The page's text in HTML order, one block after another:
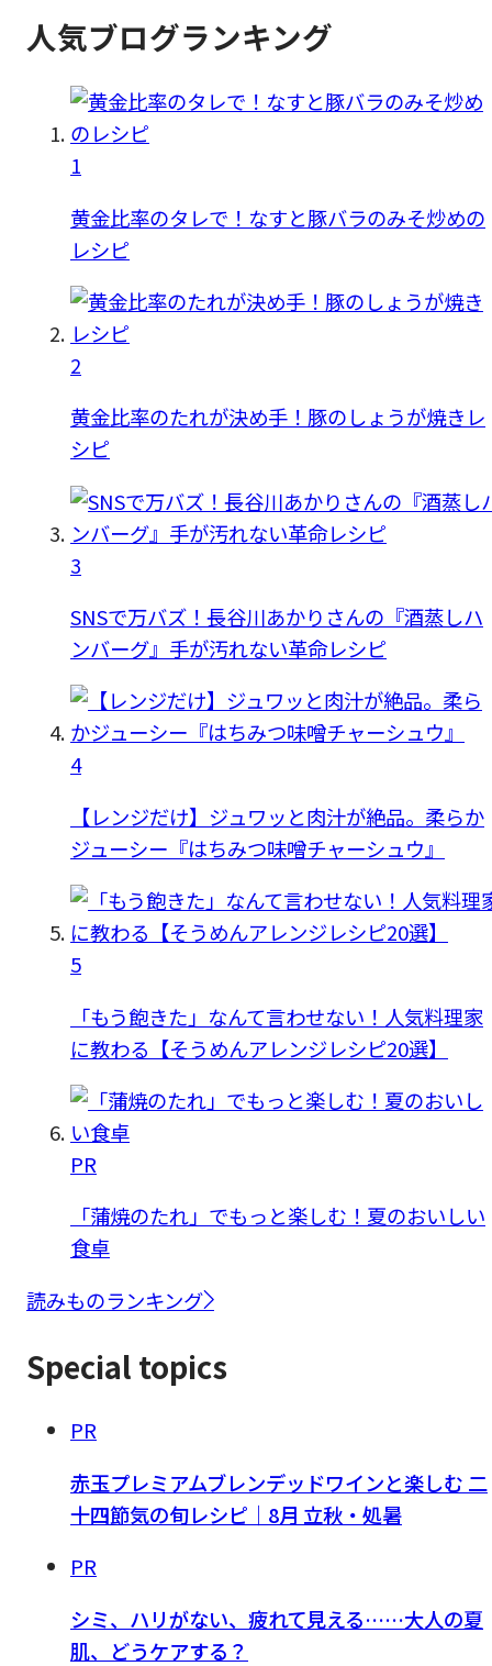
人気ブログランキング
1
黄金比率のタレで！なすと豚バラのみそ炒めの
レシピ
2
黄金比率のたれが決め手！豚のしょうが焼きレ
シピ
3
SNSで万バズ！長谷川あかりさんの『酒蒸しハ
ンバーグ』手が汚れない革命レシピ
4
【レンジだけ】ジュワッと肉汁が絶品。柔らか
ジューシー『はちみつ味噌チャーシュウ』
5
「もう飽きた」なんて言わせない！人気料理家
に教わる【そうめんアレンジレシピ20選】
PR
「蒲焼のたれ」でもっと楽しむ！夏のおいしい
食卓
読みものランキング
Special topics
PR
赤玉プレミアムブレンデッドワインと楽しむ 二
十四節気の旬レシピ｜8月 立秋・処暑
PR
シミ、ハリがない、疲れて見える……大人の夏
肌、どうケアする？